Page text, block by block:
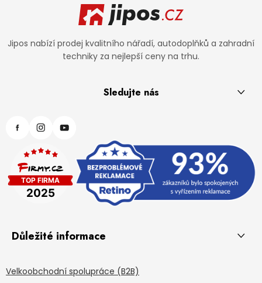
Jipos nabízí prodej kvalitního nářadí, autodoplňků a zahradní
techniky za nejlepší ceny na trhu.
Sledujte nás
Důležité informace
Velkoobchodní spolupráce (B2B)